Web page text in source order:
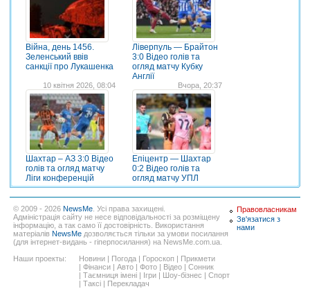
Війна, день 1456.
Зеленський ввів
санкції про Лукашенка
Ліверпуль — Брайтон
3:0 Відео голів та
огляд матчу Кубку
Англії
10 квітня 2026, 08:04
Шахтар – АЗ 3:0 Відео
голів та огляд матчу
Ліги конференцій
Вчора, 20:37
Епіцентр — Шахтар
0:2 Відео голів та
огляд матчу УПЛ
© 2009 - 2026 NewsMe . Усі права захищені.
Адміністрація сайту не несе відповідальності за розміщену
інформацію, а так само її достовірність. Використання
матеріалів NewsMe дозволяється тільки за умови посилання
(для інтернет-видань - гіперпосилання) на NewsMe.com.ua.
Наши проекты:
Новини | Погода | Гороскоп | Прикмети
| Фінанси | Авто | Фото | Відео | Сонник
| Таємниця імені | Ігри | Шоу-бізнес | Спорт
| Таксі | Перекладач
Правовласникам
Зв'язатися з
нами